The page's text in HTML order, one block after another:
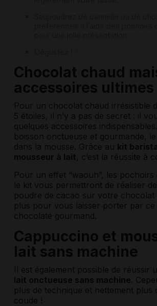
Chocolat chaud
accessoires ultimes
Pour un chocolat chaud irrésistible
5 étoiles, il n’y a pas de secret : il
quelques accessoires
boisson onctueuse et gourmande,
dans la mousse. Grâce au kit
mousseur à lait, c’est la réussite à
Pour un effet “waouh”, les
le kit vous permettront de réaliser
poudre de cacao sur votre chocolat
plus pour vous laisser porter par
chocolaté gourmand.
Cappuccino et
lait sans machine
Il est également possible de réussir
lait onctueuse sans machine .
plus de technique et nettement plus
coude !